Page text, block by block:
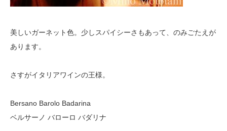
美しいガーネット色。少しスパイシーさもあって、のみごたえが
あります。
さすがイタリアワインの王様。
Bersano Barolo Badarina
ベルサーノ バローロ バダリナ